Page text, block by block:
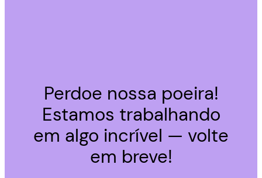
Perdoe nossa poeira!
Estamos trabalhando
em algo incrível — volte
em breve!